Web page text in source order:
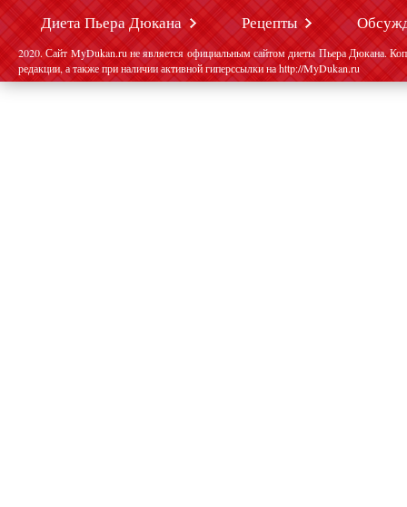
Диета Пьера Дюкана Рецепты
2020. Сайт MyDukan.ru не является официальным сайтом диеты Пьера Дюкана.
редакции, а также при наличии активной гиперссылки на http://MyDukan.ru